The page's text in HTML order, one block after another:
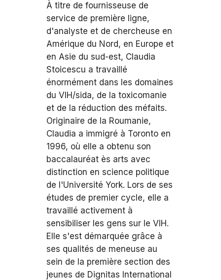
À titre de fournisseuse de
service de première ligne,
d'analyste et de chercheuse en
Amérique du Nord, en Europe et
en Asie du sud-est, Claudia
Stoicescu a travaillé
énormément dans les domaines
du VIH/sida, de la toxicomanie
et de la réduction des méfaits.
Originaire de la Roumanie,
Claudia a immigré à Toronto en
1996, où elle a obtenu son
baccalauréat ès arts avec
distinction en science politique
de l'Université York. Lors de ses
études de premier cycle, elle a
travaillé activement à
sensibiliser les gens sur le VIH.
Elle s'est démarquée grâce à
ses qualités de meneuse au
sein de la première section des
jeunes de Dignitas International